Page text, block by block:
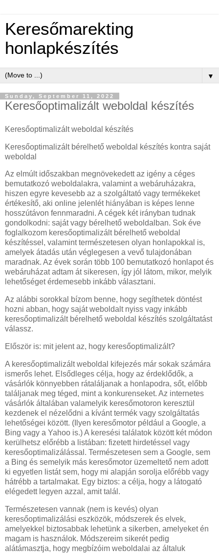
Keresőmarekting
honlapkészítés
▼
Sunday, September 11, 2022
Keresőoptimalizált weboldal készítés
Keresőoptimalizált weboldal készítés
Keresőoptimalizált bérelhető weboldal készítés kontra saját
weboldal
Az elmúlt időszakban megnövekedett az igény a céges
bemutatkozó weboldalakra, valamint a webáruházakra,
hiszen egyre kevesebb az a szolgáltató vagy termékeket
értékesítő, aki online jelenlét hiányában is képes lenne
hosszútávon fennmaradni. A cégek két irányban tudnak
gondolkodni: saját vagy bérelhető weboldalban. Sok éve
foglalkozom keresőoptimalizált bérelhető weboldal
készítéssel, valamint természetesen olyan honlapokkal is,
amelyek átadás után véglegesen a vevő tulajdonában
maradnak. Az évek során több 100 bemutatkozó honlapot és
webáruházat adtam át sikeresen, így jól látom, mikor, melyik
lehetőséget érdemesebb inkább választani.
Az alábbi sorokkal bízom benne, hogy segíthetek döntést
hozni abban, hogy saját weboldalt nyiss vagy inkább
keresőoptimalizált bérelhető weboldal készítés szolgáltatást
válassz.
Először is: mit jelent az, hogy keresőoptimalizált?
A keresőoptimalizált weboldal kifejezés már sokak számára
ismerős lehet. Elsődleges célja, hogy az érdeklődők, a
vásárlók könnyebben rátaláljanak a honlapodra, sőt, előbb
találjanak meg téged, mint a konkurenseket. Az internetes
vásárlók általában valamelyik keresőmotoron keresztül
kezdenek el nézelődni a kívánt termék vagy szolgáltatás
lehetőségei között. (Ilyen keresőmotor például a Google, a
Bing vagy a Yahoo is.) A keresési találatok között két módon
kerülhetsz előrébb a listában: fizetett hirdetéssel vagy
keresőoptimalizálással. Természetesen sem a Google, sem
a Bing és semelyik más keresőmotor üzemeltető nem adott
ki egyetlen listát sem, hogy mi alapján sorolja előrébb vagy
hátrébb a tartalmakat. Egy biztos: a célja, hogy a látogató
elégedett legyen azzal, amit talál.
Természetesen vannak (nem is kevés) olyan
keresőoptimalizálási eszközök, módszerek és elvek,
amelyekkel biztosabbak lehetünk a sikerben, amelyeket én
magam is használok. Módszereim sikerét pedig
alátámasztja, hogy megbízóim weboldalai az általuk